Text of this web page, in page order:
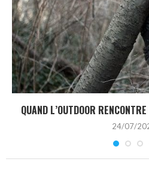
QUAND L’OUTDOOR
24/07/